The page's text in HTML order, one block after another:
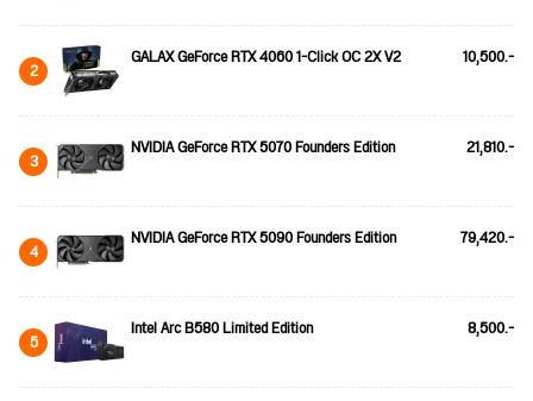
2 GALAX GeForce RTX 4060 1-Click OC 2X V2 10,500.-
3 NVIDIA GeForce RTX 5070 Founders Edition 21,810.-
4 NVIDIA GeForce RTX 5090 Founders Edition 79,420.-
5 Intel Arc B580 Limited Edition 8,500.-